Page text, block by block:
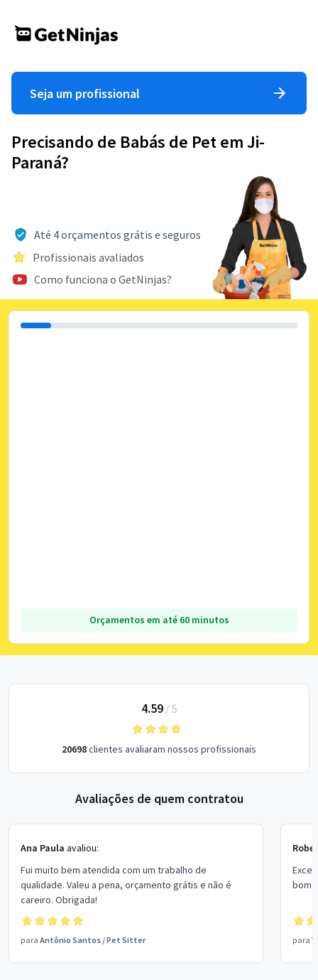
Seja um profissional
Precisando de Babás de Pet em Ji-
Paraná?
Até 4 orçamentos grátis e seguros
Profissionais avaliados
Como funciona o GetNinjas?
Orçamentos em até 60 minutos
4.59/ 5
20698clientes avaliaram nossos profissionais
Avaliações de quem contratou
Ana Paula avaliou:
Fui muito bem atendida com um trabalho de
qualidade. Valeu a pena, orçamento grátis e não é
careiro. Obrigada!
para Antônio Santos /Pet Sitter
bom
para